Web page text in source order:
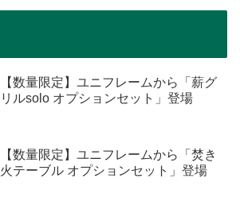
【数量限定】ユニフレームから「薪グ
リルsolo オプションセット」登場
【数量限定】ユニフレームから「焚き
火テーブル オプションセット」登場